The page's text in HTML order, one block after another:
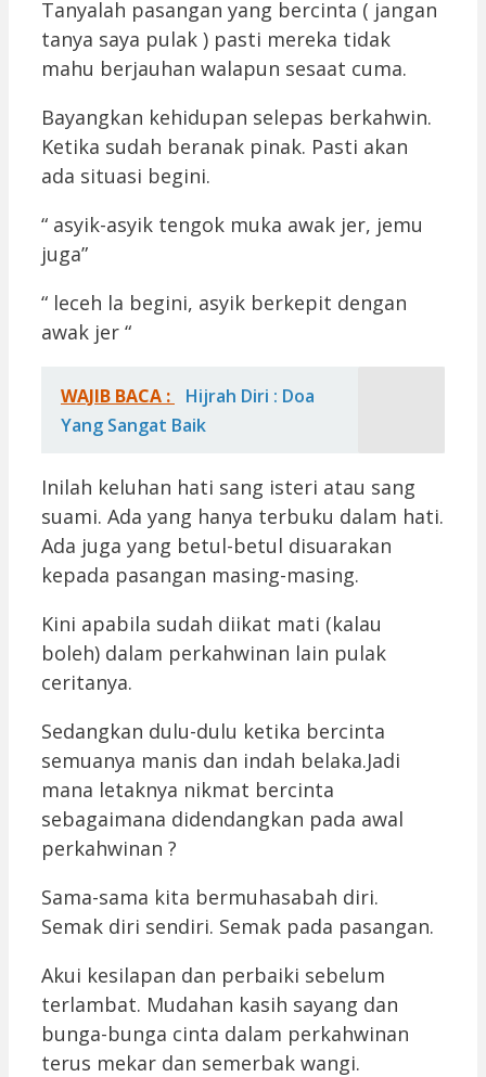
Tanyalah pasangan yang bercinta ( jangan
tanya saya pulak ) pasti mereka tidak
mahu berjauhan walapun sesaat cuma.
Bayangkan kehidupan selepas berkahwin.
Ketika sudah beranak pinak. Pasti akan
ada situasi begini.
“ asyik-asyik tengok muka awak jer, jemu
juga”
“ leceh la begini, asyik berkepit dengan
awak jer “
WAJIB BACA :
Hijrah Diri : Doa
Yang Sangat Baik
Inilah keluhan hati sang isteri atau sang
suami. Ada yang hanya terbuku dalam hati.
Ada juga yang betul-betul disuarakan
kepada pasangan masing-masing.
Kini apabila sudah diikat mati (kalau
boleh) dalam perkahwinan lain pulak
ceritanya.
Sedangkan dulu-dulu ketika bercinta
semuanya manis dan indah belaka.Jadi
mana letaknya nikmat bercinta
sebagaimana didendangkan pada awal
perkahwinan ?
Sama-sama kita bermuhasabah diri.
Semak diri sendiri. Semak pada pasangan.
Akui kesilapan dan perbaiki sebelum
terlambat. Mudahan kasih sayang dan
bunga-bunga cinta dalam perkahwinan
terus mekar dan semerbak wangi.